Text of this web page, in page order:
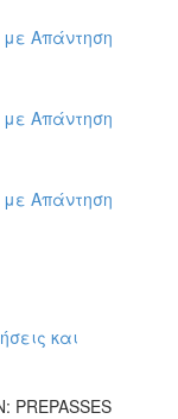
με Απάντηση
με Απάντηση
με Απάντηση
και
PREPASSES